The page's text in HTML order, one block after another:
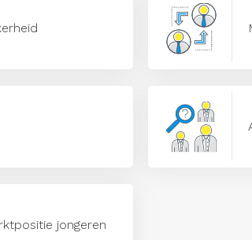
jongeren